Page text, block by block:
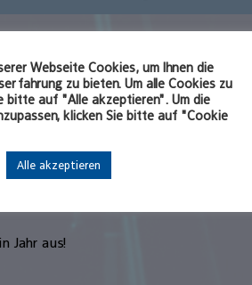
aus den Jahren 1991 bis 2000 gibt
Jahr aus!
Webseite Cookies, um Ihnen die
zu bieten. Um alle Cookies zu
bitte auf "Alle akzeptieren". Um die
klicken Sie bitte auf "Cookie
Alle akzeptieren